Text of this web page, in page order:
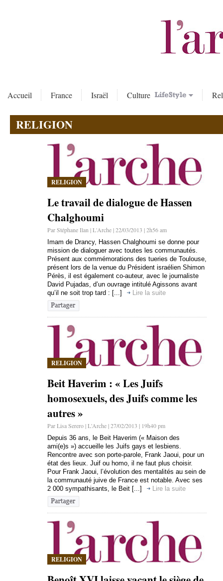
Accueil France Israël Culture
RELIGION
RELIGION
Le travail de dialogue de Hassen
Chalghoumi
Par Stéphane Ilan | L'Arche | 22/03/2013 | 2h56 am
Imam de Drancy, Hassen Chalghoumi se donne pour
mission de dialoguer avec toutes les communautés.
Présent aux commémorations des tueries de Toulouse,
présent lors de la venue du Président israélien Shimon
Pérès, il est également co-auteur, avec le journaliste
David Pujadas, d’un ouvrage intitulé Agissons avant
qu’il ne soit trop tard : [...]
Lire la suite
RELIGION
Beit Haverim : « Les Juifs
homosexuels, des Juifs comme les
autres »
Par Lisa Serero | L'Arche | 27/02/2013 | 19h40 pm
Depuis 36 ans, le Beit Haverim (« Maison des
ami(e)s ») accueille les Juifs gays et lesbiens.
Rencontre avec son porte-parole, Frank Jaoui, pour un
état des lieux. Juif ou homo, il ne faut plus choisir.
Pour Frank Jaoui, l’évolution des mentalités au sein de
la communauté juive de France est notable. Avec ses
2 000 sympathisants, le Beit [...]
Lire la suite
RELIGION